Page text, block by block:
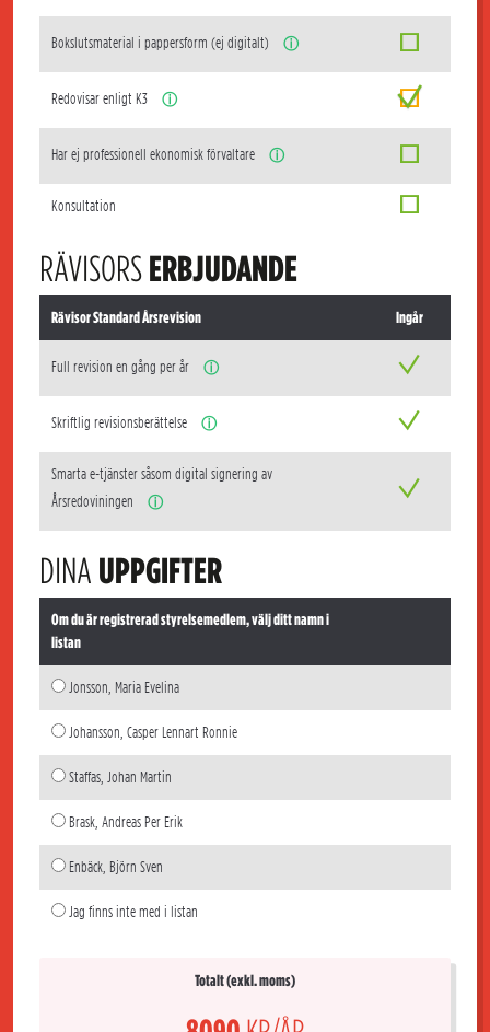
Bokslutsmaterial i pappersform (ej digitalt) ⓘ
Redovisar enligt K3 ⓘ
Har ej professionell ekonomisk förvaltare ⓘ
Konsultation
RÄVISORSERBJUDANDE
Rävisor Standard Årsrevision Ingår
Full revision en gång per år ⓘ
Skriftlig revisionsberättelse ⓘ
Smarta e-tjänster såsom digital signering av
Årsredoviningen
ⓘ
DINA UPPGIFTER
Om du är registrerad styrelsemedlem, välj ditt namn i
listan
Jonsson, Maria Evelina
Johansson, Casper Lennart Ronnie
Staffas, Johan Martin
Brask, Andreas Per Erik
Enbäck, Björn Sven
Jag finns inte med i listan
Totalt (exkl. moms)